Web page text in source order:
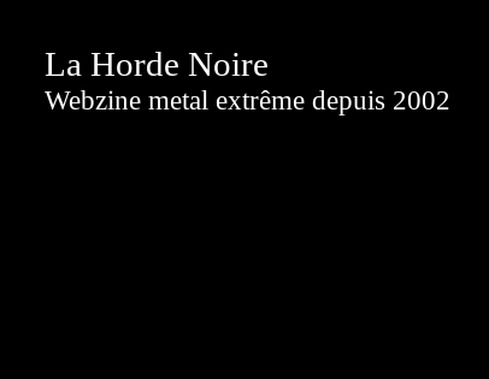
La Horde Noire
Webzine metal extrême depuis 2002